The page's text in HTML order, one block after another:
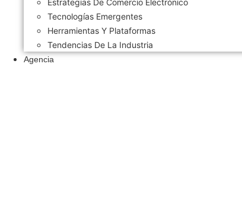
Estrategias De Comercio Electrónico
Tecnologías Emergentes
Herramientas Y Plataformas
Tendencias De La Industria
Agencia